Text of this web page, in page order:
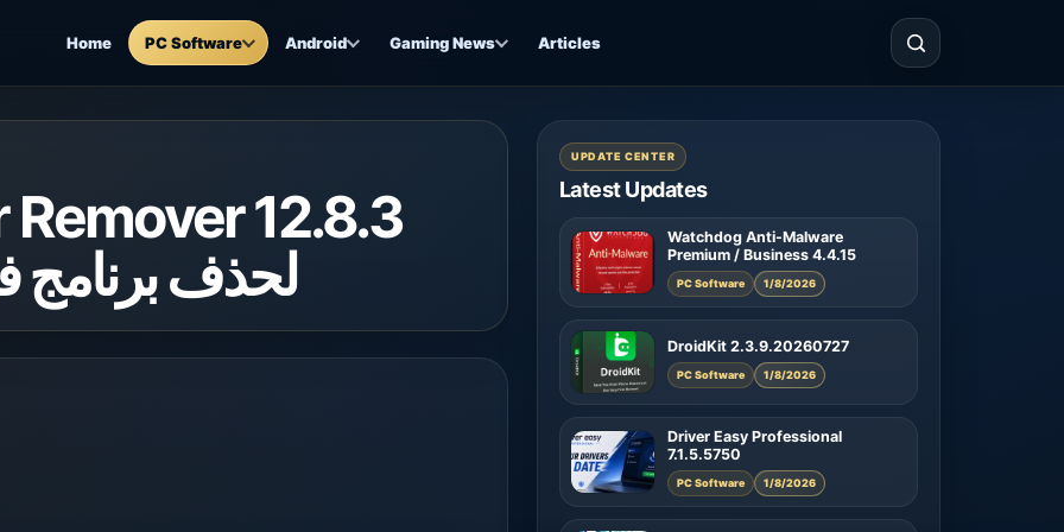
Home PC Software Android Gaming News Articles
لحذف برنامج
UPDATE CENTER
Latest Updates
Watchdog Anti-Malware
Premium / Business 4.4.15
PC Software 1/8/2026
DroidKit 2.3.9.20260727
PC Software 1/8/2026
Driver Easy Professional
7.1.5.5750
PC Software 1/8/2026